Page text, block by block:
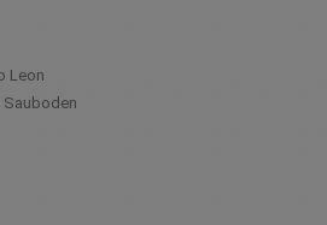
Leon
Sauboden